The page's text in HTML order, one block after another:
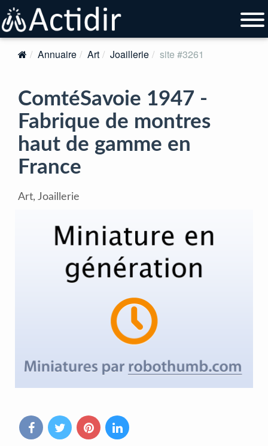
Annuaire Art Joaillerie site #3261
ComtéSavoie 1947 -
Fabrique de montres
haut de gamme en
France
Art, Joaillerie